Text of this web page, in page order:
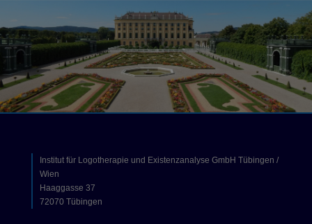
Institut für Logotherapie und Existenzanalyse GmbH Tübingen /
Wien
Haaggasse 37
72070 Tübingen